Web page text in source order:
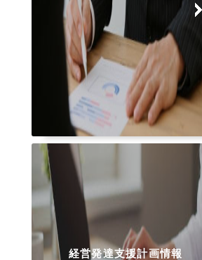
経営発達支援計画情報